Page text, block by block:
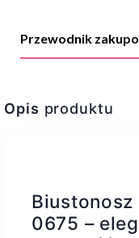
Przewodnik
Opis produktu
Biustonosz
0675 –